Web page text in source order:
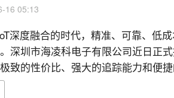
16 05:13
深度融合的时代，精准、可靠、低
深圳市海凌科电子有限公司近日正
致的性价比、强大的追踪能力和便
景提供了全新的毫米波雷达解决方案